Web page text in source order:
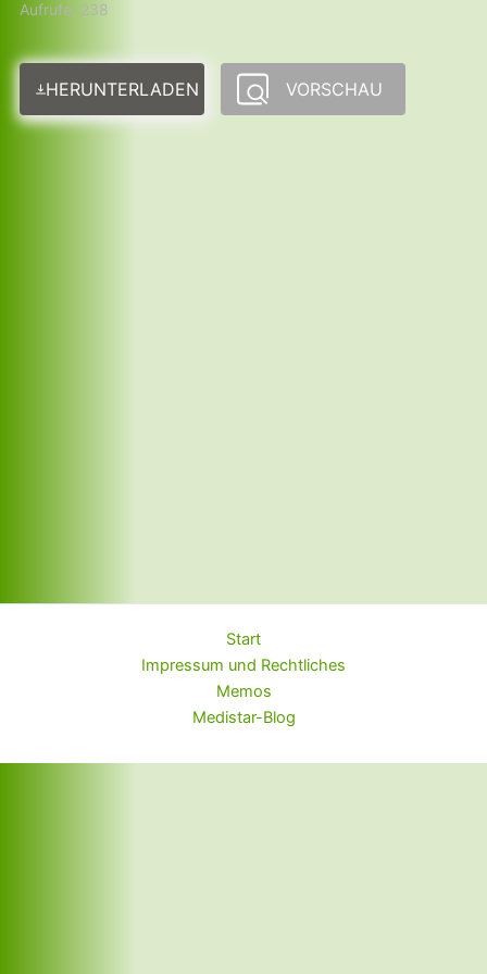
Aufrufe: 238
HERUNTERLADEN VORSCHAU
Start
Impressum und Rechtliches
Memos
Medistar-Blog